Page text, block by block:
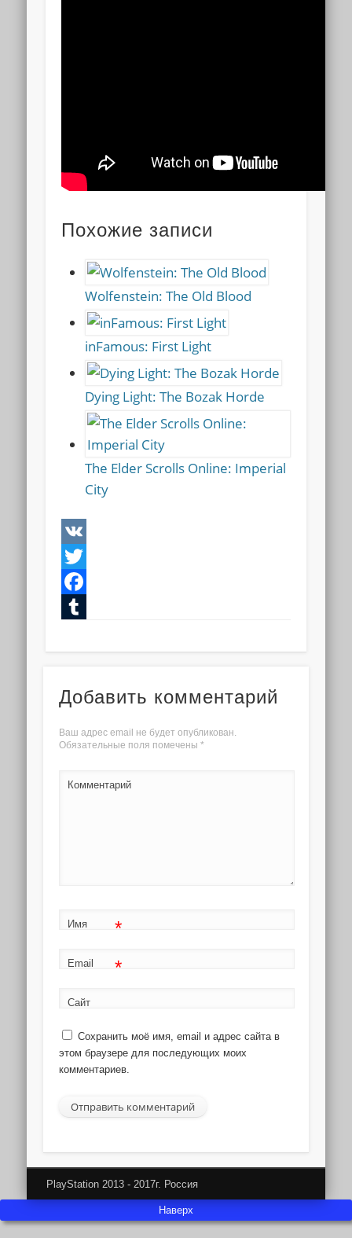
Похожие записи
Wolfenstein: The Old Blood
inFamous: First Light
Dying Light: The Bozak Horde
The Elder Scrolls Online: Imperial
City
VK
Twitter
Facebook
Добавить комментарий
Ваш адрес email не будет опубликован.
Обязательные поля помечены *
Комментарий
Имя *
Email *
Сайт
Сохранить моё имя, email и адрес сайта в
этом браузере для последующих моих
комментариев.
PlayStation 2013 - 2017г. Россия
Наверх